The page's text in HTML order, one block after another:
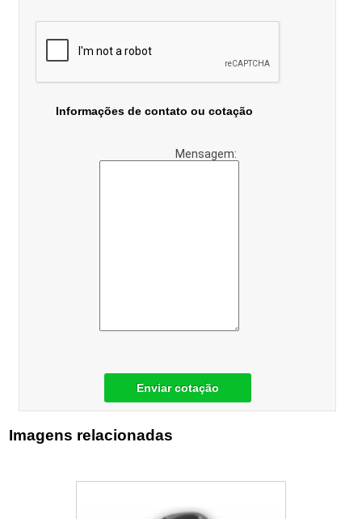
Informações de contato ou cotação
Mensagem:
Enviar cotação
Imagens relacionadas